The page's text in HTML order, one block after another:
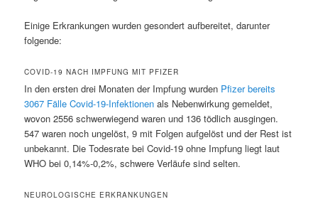
Einige Erkrankungen wurden gesondert aufbereitet, darunter
folgende:
COVID-19 NACH IMPFUNG MIT PFIZER
In den ersten drei Monaten der Impfung wurden Pfizer bereits
3067 Fälle Covid-19-Infektionenals Nebenwirkung gemeldet,
wovon 2556 schwerwiegend waren und 136 tödlich ausgingen.
547 waren noch ungelöst, 9 mit Folgen aufgelöst und der Rest ist
unbekannt. Die Todesrate bei Covid-19 ohne Impfung liegt laut
WHO bei 0,14%-0,2%, schwere Verläufe sind selten.
NEUROLOGISCHE ERKRANKUNGEN